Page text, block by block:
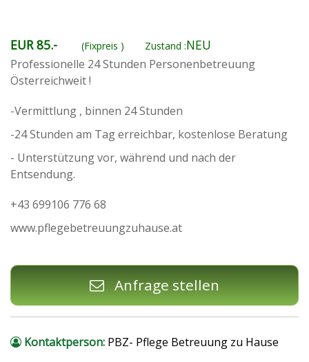
EUR 85.- (Fixpreis ) Zustand :NEU
Professionelle 24 Stunden Personenbetreuung
Österreichweit !
-Vermittlung , binnen 24 Stunden
-24 Stunden am Tag erreichbar, kostenlose Beratung
- Unterstützung vor, während und nach der
Entsendung.
+43 699106 776 68
www.pflegebetreuungzuhause.at
Anfrage stellen
Kontaktperson: PBZ- Pflege Betreuung zu Hause